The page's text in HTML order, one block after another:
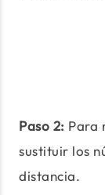
Paso 2: Para
sustituir los
distancia.